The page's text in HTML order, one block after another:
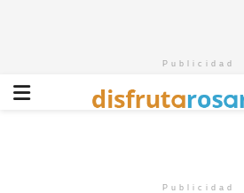
Publicidad
Publicidad